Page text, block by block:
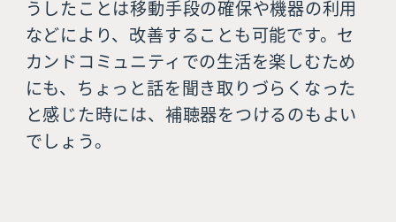
うしたことは移動手段の確保や機器の利用
などにより、改善することも可能です。セ
カンドコミュニティでの生活を楽しむため
にも、ちょっと話を聞き取りづらくなった
と感じた時には、補聴器をつけるのもよい
でしょう。